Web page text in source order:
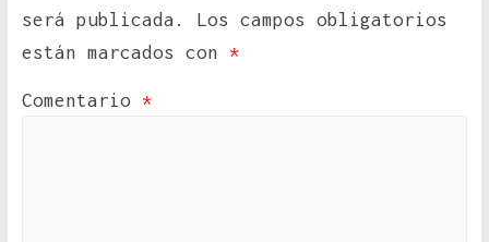
será publicada.
Los campos obligatorios
están marcados con *
Comentario *